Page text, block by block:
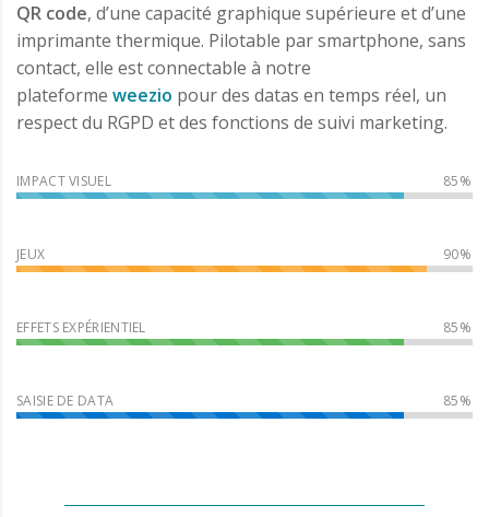
QR code, d’une capacité graphique supérieure et d’une
imprimante thermique. Pilotable par smartphone, sans
contact, elle est connectable à notre
plateforme weezio pour des datas en temps réel, un
respect du RGPD et des fonctions de suivi marketing.
IMPACT VISUEL
JEUX
EFFETS EXPÉRIENTIEL
SAISIE DE DATA